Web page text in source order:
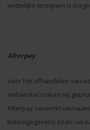
wettelijke termijnen is
Afterpay
Voor het afhandelen van
webwinkel maken wij
Afterpay verwerkt uw
betaalgegevens zoals uw